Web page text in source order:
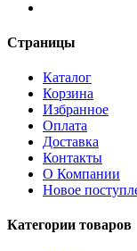
Страницы
Каталог
Корзина
Избранное
Оплата
Доставка
Контакты
О Компании
Новое
Категории товаров